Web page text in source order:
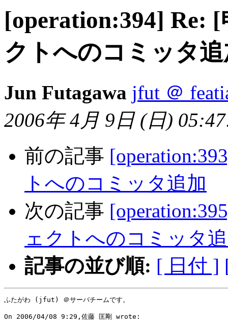
[operation:394] Re:
クトへのコミッタ
Jun Futagawa jfut ＠
2006年 4月 9日 (日)
前の記事
トへのコミッタ追加
次の記事
ェクトへのコミッタ
記事の並び順: [ 日付 ]
ふたがわ (jfut) ＠サーバチームです。
On 2006/04/08 9:29,佐藤 匡剛 wrote: